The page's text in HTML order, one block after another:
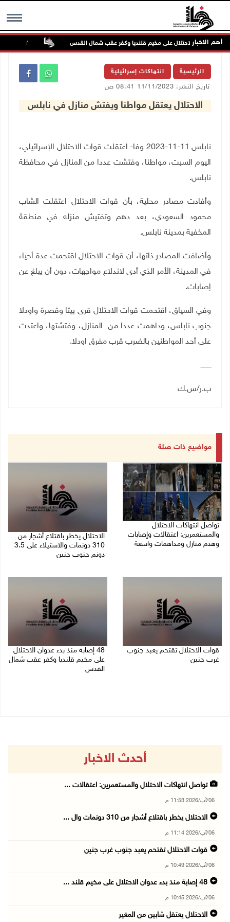
MENU أهم الاخبار تواصل
الرئيسية انتهاكات إسرائيلية
تاريخ النشر: 11/11/2023 08:41 ص
الاحتلال يعتقل مواطنا ويفتش منازل في نابلس
نابلس 11-11-2023 وفا- اعتقلت قوات الاحتلال الإسرائيلي،
اليوم السبت، مواطنا، وفتشت عددا من المنازل في محافظة
نابلس.
وأفادت مصادر محلية، بأن قوات الاحتلال اعتقلت الشاب
محمود السعودي، بعد دهم وتفتيش منزله في منطقة
المخفية بمدينة نابلس.
وأضافت المصادر ذاتها، أن قوات الاحتلال اقتحمت عدة أحياء
في المدينة، الأمر الذي أدى لاندلاع مواجهات، دون أن يبلغ عن
إصابات.
وفي السياق، اقتحمت قوات الاحتلال قرى بيتا وقصرة واودلا
جنوب نابلس، وداهمت عددا من المنازل، وفتشتها، واعتدت
على أحد المواطنين بالضرب قرب مفرق اودلا.
ــــــــــ
ب.ر/س.ك
مواضيع ذات صلة
تواصل انتهاكات الاحتلال
والمستعمرين: اعتقالات وإصابات
وهدم منازل ومداهمات واسعة
الاحتلال يخطر باقتلاع أشجار من
310 دونمات والاستيلاء على 3.5
دونم جنوب جنين
قوات الاحتلال تقتحم يعبد جنوب
غرب جنين
48 إصابة منذ بدء عدوان الاحتلال
على مخيم قلنديا وكفر عقب شمال
القدس
أحدث الاخبار
تواصل انتهاكات الاحتلال والمستعمرين: اعتقالات ...
06/آب/2026 11:53 م
الاحتلال يخطر باقتلاع أشجار من 310 دونمات وال ...
06/آب/2026 11:14 م
قوات الاحتلال تقتحم يعبد جنوب غرب جنين
06/آب/2026 10:49 م
48 إصابة منذ بدء عدوان الاحتلال على مخيم قلند ...
06/آب/2026 10:45 م
الاحتلال يعتقل شابين من المغير